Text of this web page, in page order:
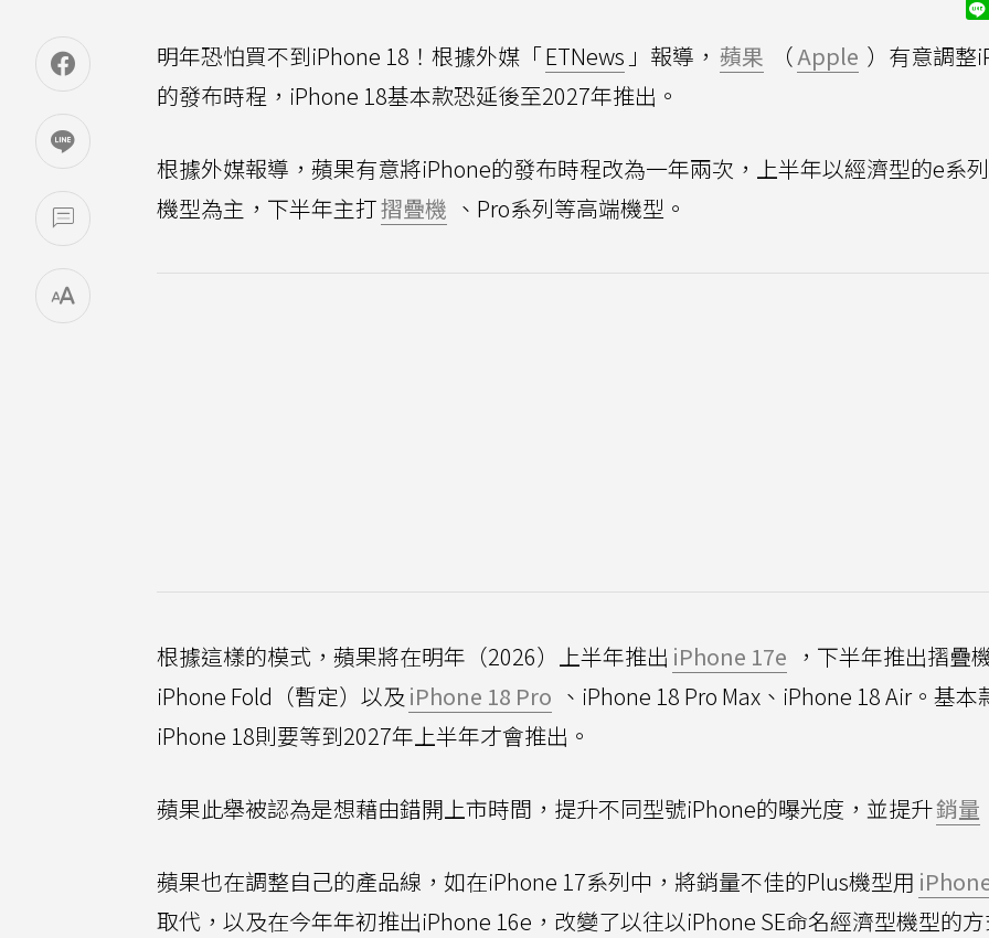
明年恐怕買不到iPhone 18！根據外媒「ETNews 」報導， 蘋果 （Apple ）有意調整
的發布時程，iPhone 18基本款恐延後至2027年推出。
根據外媒報導，蘋果有意將iPhone的發布時程改為一年兩次，上半年以經濟型的e系
機型為主，下半年主打摺疊機 、Pro系列等高端機型。
根據這樣的模式，蘋果將在明年（2026）上半年推出 iPhone 17e ，下半年推出摺疊
iPhone Fold（暫定）以及 iPhone 18 Pro 、iPhone 18 Pro Max、iPhone 18 Air。基本
iPhone 18則要等到2027年上半年才會推出。
蘋果此舉被認為是想藉由錯開上市時間，提升不同型號iPhone的曝光度，並提升銷量
蘋果也在調整自己的產品線，如在iPhone 17系列中，將銷量不佳的Plus機型用
取代，以及在今年年初推出iPhone 16e，改變了以往以iPhone SE命名經濟型機型的